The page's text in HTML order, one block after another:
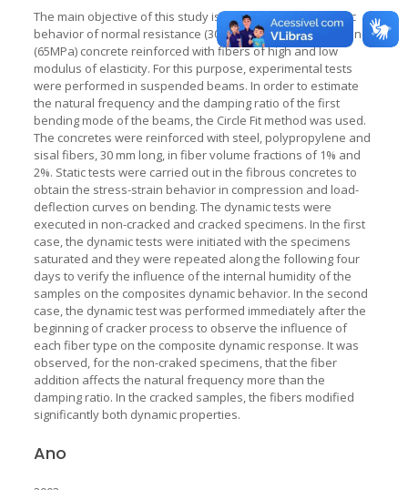
The main objective of this study is to evaluate the dynamic
behavior of normal resistance (30MPa) and high performance
(65MPa) concrete reinforced with fibers of high and low
modulus of elasticity. For this purpose, experimental tests
were performed in suspended beams. In order to estimate
the natural frequency and the damping ratio of the first
bending mode of the beams, the Circle Fit method was used.
The concretes were reinforced with steel, polypropylene and
sisal fibers, 30 mm long, in fiber volume fractions of 1% and
2%. Static tests were carried out in the fibrous concretes to
obtain the stress-strain behavior in compression and load-
deflection curves on bending. The dynamic tests were
executed in non-cracked and cracked specimens. In the first
case, the dynamic tests were initiated with the specimens
saturated and they were repeated along the following four
days to verify the influence of the internal humidity of the
samples on the composites dynamic behavior. In the second
case, the dynamic test was performed immediately after the
beginning of cracker process to observe the influence of
each fiber type on the composite dynamic response. It was
observed, for the non-craked specimens, that the fiber
addition affects the natural frequency more than the
damping ratio. In the cracked samples, the fibers modified
significantly both dynamic properties.
Ano